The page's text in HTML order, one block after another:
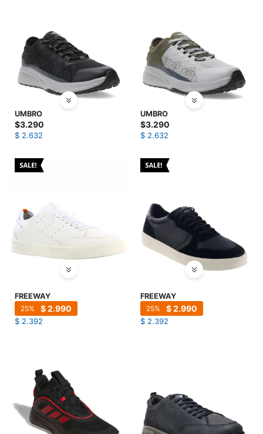
UMBRO
$3.290
$ 2.632
UMBRO
$3.290
$ 2.632
FREEWAY
$2.990
25
$ 2.392
FREEWAY
$2.990
25
$ 2.392